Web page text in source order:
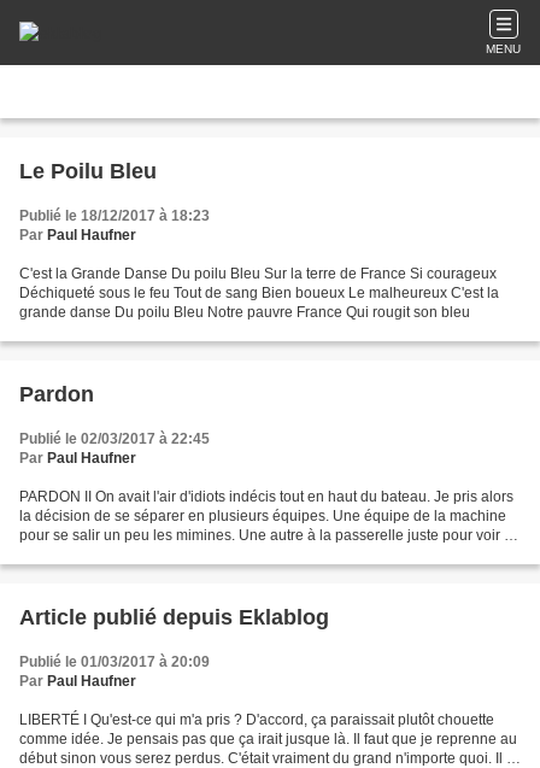
MENU
Le Poilu Bleu
Publié le 18/12/2017 à 18:23
Par Paul Haufner
C'est la Grande Danse Du poilu Bleu Sur la terre de France Si courageux
Déchiqueté sous le feu Tout de sang Bien boueux Le malheureux C'est la
grande danse Du poilu Bleu Notre pauvre France Qui rougit son bleu
Pardon
Publié le 02/03/2017 à 22:45
Par Paul Haufner
PARDON II On avait l'air d'idiots indécis tout en haut du bateau. Je pris alors
la décision de se séparer en plusieurs équipes. Une équipe de la machine
pour se salir un peu les mimines. Une autre à la passerelle juste pour voir à
Article publié depuis Eklablog
Publié le 01/03/2017 à 20:09
Par Paul Haufner
LIBERTÉ I Qu'est-ce qui m'a pris ? D'accord, ça paraissait plutôt chouette
comme idée. Je pensais pas que ça irait jusque là. Il faut que je reprenne au
début sinon vous serez perdus. C'était vraiment du grand n'importe quoi. Il y